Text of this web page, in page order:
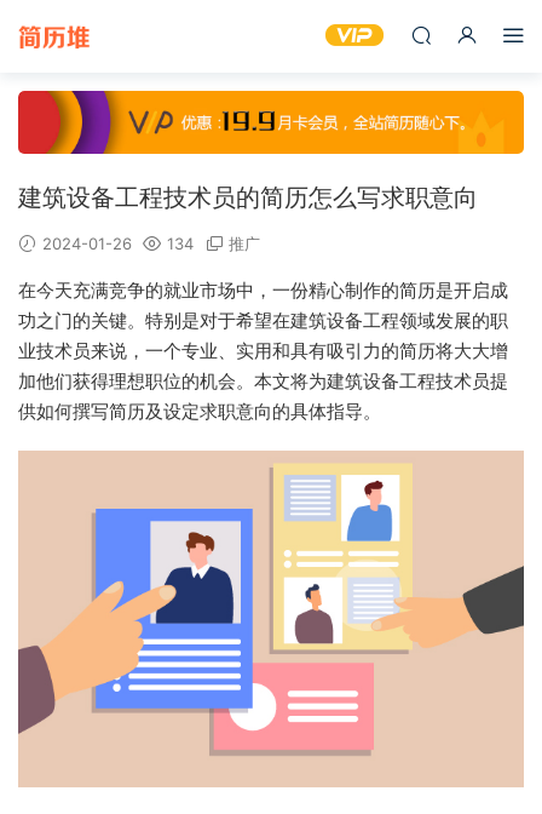
建筑设备工程技术员的简历怎么写求职意向
2024-01-26 134 推广
在今天充满竞争的就业市场中，一份精心制作的简历是开启成
功之门的关键。特别是对于希望在建筑设备工程领域发展的职
业技术员来说，一个专业、实用和具有吸引力的简历将大大增
加他们获得理想职位的机会。本文将为建筑设备工程技术员提
供如何撰写简历及设定求职意向的具体指导。